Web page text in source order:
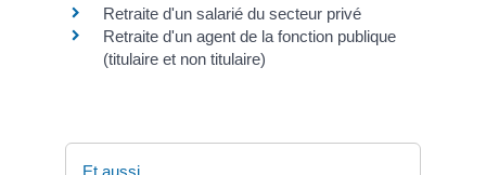
Retraite d'un salarié du secteur privé
Retraite d'un agent de la fonction publique
(titulaire et non titulaire)